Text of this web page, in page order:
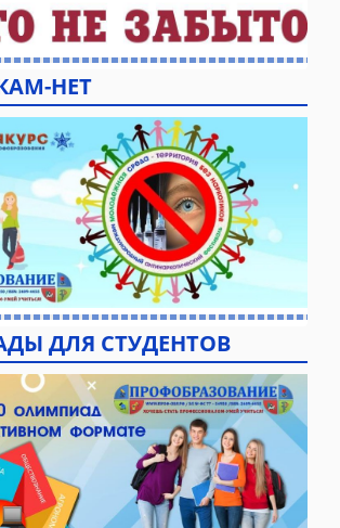
НЕТ
ДЛЯ СТУДЕНТОВ